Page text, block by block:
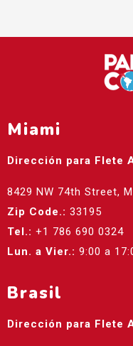
Miami
Dirección para Flete
8429 NW 74th Street,
Zip Code.: 33195
Tel.: +1 786 690 0324
Lun. a Vier.: 9:00 a
Brasil
Dirección para Flete